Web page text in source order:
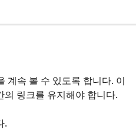
계속 볼 수 있도록 합니다. 이
링크를 유지해야 합니다.
.